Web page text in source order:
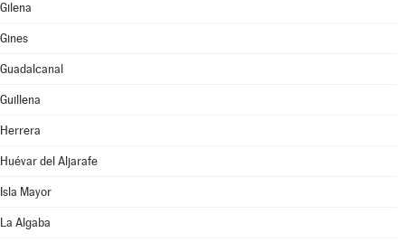
Gilena
Gines
Guadalcanal
Guillena
Herrera
Huévar del Aljarafe
Isla Mayor
La Algaba